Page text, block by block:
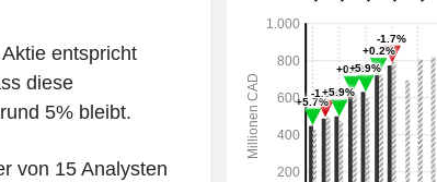
entspricht
diese
5% bleibt.
von 15 Analysten